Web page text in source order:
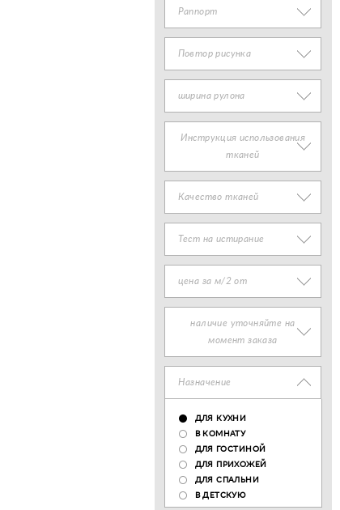
Раппорт
Повтор рисунка
ширина рулона
Инструкция использования
тканей
Качество тканей
Тест на истирание
цена за м/2 от
наличие уточняйте на
момент заказа
Назначение
ДЛЯ КУХНИ
В КОМНАТУ
ДЛЯ ГОСТИНОЙ
ДЛЯ ПРИХОЖЕЙ
ДЛЯ СПАЛЬНИ
В ДЕТСКУЮ